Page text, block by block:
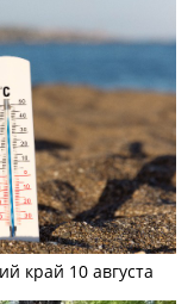
край 10 августа